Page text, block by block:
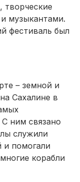
творческие
музыкантами.
фестиваль был
– земной и
Сахалине в
ним связано
служили
и помогали
корабли